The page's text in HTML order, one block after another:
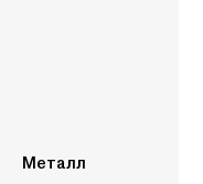
Металл